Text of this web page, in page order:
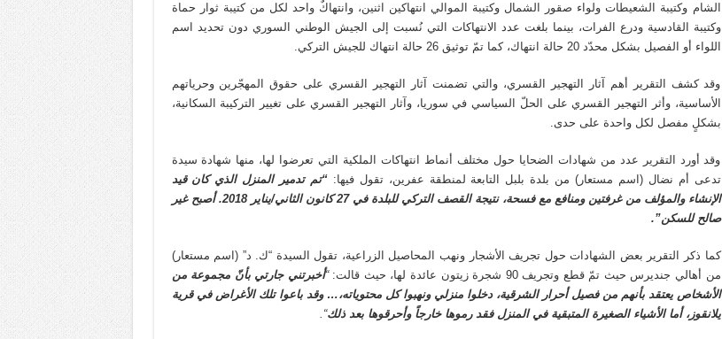
الشام وكتيبة الشعيطات ولواء صقور الشمال وكتيبة الموالي انتهاكين اثنين، وانتهاكٌ واحد لكل من كتيبة ثوار حماة
وكتيبة القادسية ودرع الفرات، بينما بلغت عدد الانتهاكات التي نُسبت إلى الجيش الوطني السوري دون تحديد اسم
اللواء أو الفصيل بشكل محدّد 20 حالة انتهاك، كما تمّ توثيق 26 حالة انتهاك للجيش التركي.
وقد كشف التقرير أهم آثار التهجير القسري، والتي تضمنت آثار التهجير القسري على حقوق المهجّرين وحرياتهم
الأساسية، وأثر التهجير القسري على الحلّ السياسي في سوريا، وآثار التهجير القسري على تغيير التركيبة السكانية،
بشكلٍ مفصل لكل واحدة على حدى.
وقد أورد التقرير عدد من شهادات الضحايا حول مختلف أنماط انتهاكات الملكية التي تعرضوا لها، منها شهادة سيدة
تدعى أم نضال (اسم مستعار) من بلدة بلبل التابعة لمنطقة عفرين، تقول فيها:“تم تدمير المنزل الذي كان قيد
الإنشاء والمؤلف من غرفتين ومنافع مع فسحة، نتيجة القصف التركي للبلدة في 27 كانون الثاني/يناير 2018. أصبح غير
صالح للسكن”.
كما ذكر التقرير بعض الشهادات حول تجريف الأشجار ونهب المحاصيل الزراعية، تقول السيدة “ك. د” (اسم مستعار)
من أهالي جنديرس حيث تمّ قطع وتجريف 90 شجرة زيتون عائدة لها، حيث قالت:
“أخبرتني جارتي بأنّ مجموعة من
الأشخاص يعتقد بأنهم من فصيل أحرار الشرقية، دخلوا منزلي ونهبوا كل محتوياته،… وقد باعوا تلك الأغراض في قرية
يلانقوز، أما الأشياء الصغيرة المتبقية في المنزل فقد رموها خارجاً وأحرقوها بعد ذلك“.